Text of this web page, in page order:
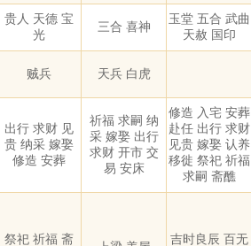
贵人 天德 宝
光
三合 喜神
玉堂 五合 武曲
天赦 国印
贼兵 天兵 白虎
出行 求财 见
贵 纳采 嫁娶
修造 安葬
祈福 求嗣 纳
采 嫁娶 出行
求财 开市 交
易 安床
修造 入宅 安葬
赴任 出行 求财
见贵 嫁娶 认养
移徙 祭祀 祈福
求嗣 斋醮
祭祀 祈福 斋
吉时良辰 百无